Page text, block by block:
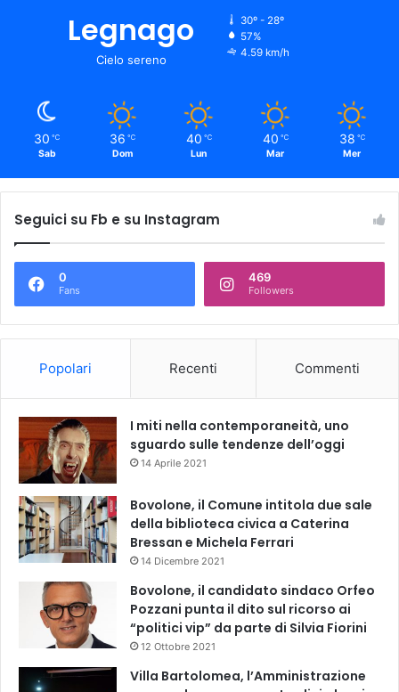
Legnago
Cielo sereno
30º - 28º
57%
4.59 km/h
30 ℃
Sab
36 ℃
Dom
40 ℃
Lun
40 ℃
Mar
38 ℃
Mer
Seguici su Fb e su Instagram
0
Fans
469
Followers
Popolari Recenti Commenti
I miti nella contemporaneità, uno
sguardo sulle tendenze dell’oggi
14 Aprile 2021
Bovolone, il Comune intitola due sale
della biblioteca civica a Caterina
Bressan e Michela Ferrari
14 Dicembre 2021
Bovolone, il candidato sindaco Orfeo
Pozzani punta il dito sul ricorso ai
“politici vip” da parte di Silvia Fiorini
12 Ottobre 2021
Villa Bartolomea, l’Amministrazione